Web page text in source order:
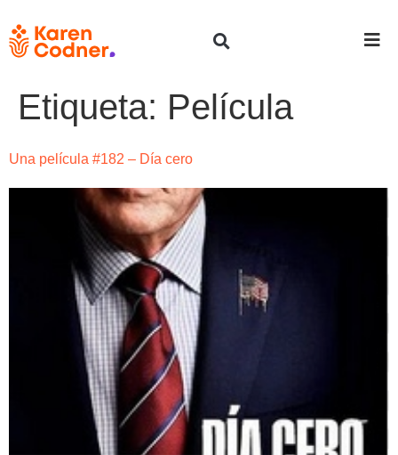
Etiqueta: Película
Una película #182 – Día cero